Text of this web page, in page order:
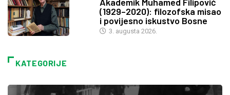
(1929–2020): filozofska misao
i povijesno iskustvo Bosne
3. augusta 2026.
KATEGORIJE